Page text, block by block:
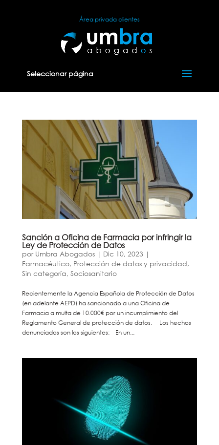
Área privada clientes
Seleccionar página
Sanción a Oficina de Farmacia por infringir la
Ley de Protección de Datos
por Umbra Abogados| Dic 10, 2023 |
Farmacéutico, Protección de datos y privacidad,
Sin categoría, Sociosanitario
Recientemente la Agencia Española de Protección de Datos
(en adelante AEPD) ha sancionado a una Oficina de
Farmacia a multa de 10.000€ por un incumplimiento del
Reglamento General de protección de datos. Los hechos
denunciados son los siguientes: En un...